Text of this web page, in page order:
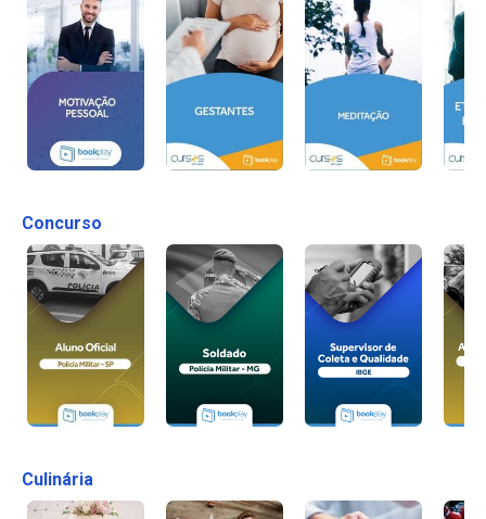
Concurso
Culinária